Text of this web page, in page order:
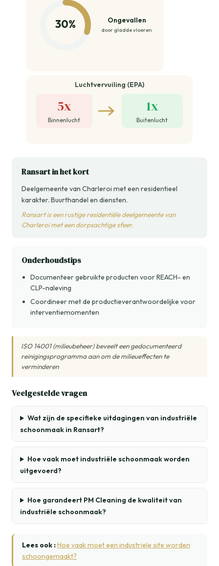
30% Ongevallen
door gladde vloeren
Luchtvervuiling (EPA)
5x
Binnenlucht
1x
Buitenlucht
Ransart in het kort
Deelgemeente van Charleroi met een residentieel
karakter. Buurthandel en diensten.
Ransart is een rustige residentiële deelgemeente van
Charleroi met een dorpsachtige sfeer.
Onderhoudstips
Documenteer gebruikte producten voor REACH- en
CLP-naleving
Coordineer met de productieverantwoordelijke voor
interventiemomenten
ISO 14001 (milieubeheer) beveelt een gedocumenteerd
reinigingsprogramma aan om de milieueffecten te
verminderen
Veelgestelde vragen
Wat zijn de specifieke uitdagingen van industriële
schoonmaak in Ransart?
Hoe vaak moet industriële schoonmaak worden
uitgevoerd?
Hoe garandeert PM Cleaning de kwaliteit van
industriële schoonmaak?
Lees ook :Hoe vaak moet een industriele site worden
schoongemaakt?